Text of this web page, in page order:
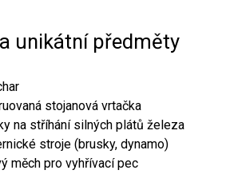
unikátní předměty
stojanová vrtačka
na stříhání silných plátů železa
stroje (brusky, dynamo)
měch pro vyhřívací pec